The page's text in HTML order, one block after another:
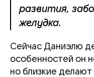
развития,
желудка.
Сейчас Даниэлю
особенностей он
но близкие